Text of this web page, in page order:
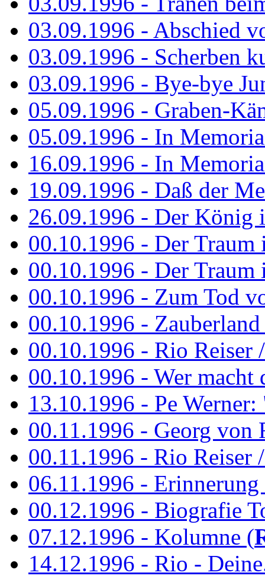
03.09.1996 - Abschied
03.09.1996 - Scherben
03.09.1996 - Bye-bye
05.09.1996 - Graben-
05.09.1996 - In
16.09.1996 - In
19.09.1996 - Daß der
26.09.1996 - Der König
00.10.1996 - Der Traum
00.10.1996 - Der Traum
00.10.1996 - Zum Tod
00.10.1996 -
00.10.1996 - Rio Reiser
00.10.1996 - Wer macht
13.10.1996 - Pe
00.11.1996 - Georg von
00.11.1996 - Rio Reiser
06.11.1996 -
00.12.1996 - Biografie
07.12.1996 - Kolumne (
14.12.1996 - Rio -